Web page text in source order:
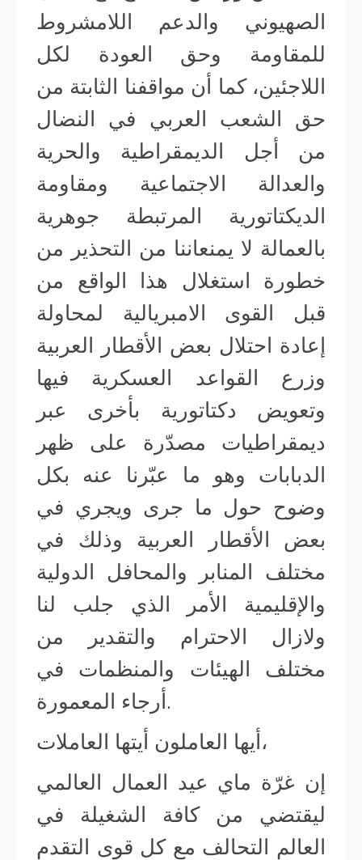
الصهيوني والدعم اللامشروط
للمقاومة وحق العودة لكل
اللاجئين، كما أن مواقفنا الثابتة من
حق الشعب العربي في النضال
من أجل الديمقراطية والحرية
والعدالة الاجتماعية ومقاومة
الديكتاتورية المرتبطة جوهرية
بالعمالة لا يمنعاننا من التحذير من
خطورة استغلال هذا الواقع من
قبل القوى الامبريالية لمحاولة
إعادة احتلال بعض الأقطار العربية
وزرع القواعد العسكرية فيها
وتعويض دكتاتورية بأخرى عبر
ديمقراطيات مصدّرة على ظهر
الدبابات وهو ما عبّرنا عنه بكل
وضوح حول ما جرى ويجري في
بعض الأقطار العربية وذلك في
مختلف المنابر والمحافل الدولية
والإقليمية الأمر الذي جلب لنا
ولازال الاحترام والتقدير من
مختلف الهيئات والمنظمات في
أرجاء المعمورة.
أيها العاملون أيتها العاملات،
إن غرّة ماي عيد العمال العالمي
ليقتضي من كافة الشغيلة في
العالم التحالف مع كل قوى التقدم